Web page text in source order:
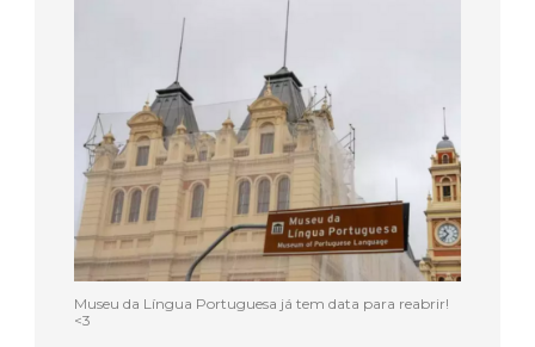
Museu da Língua Portuguesa já tem data para reabrir!
<3